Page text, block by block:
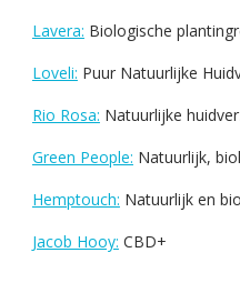
Lavera: Biologische
Loveli: Puur Natuurlijke
Rio Rosa: Natuurlijke
Green People: Natuurlijk,
Hemptouch: Natuurlijk en
Jacob Hooy: CBD+